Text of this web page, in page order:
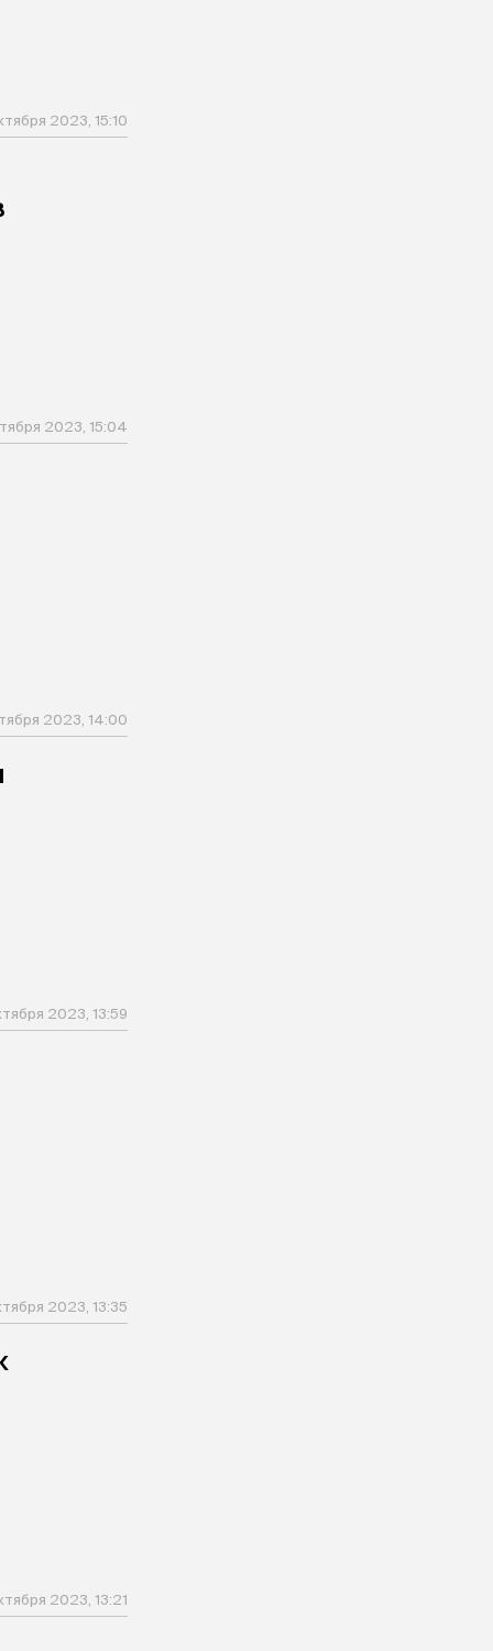
2023, 15:10
2023, 15:04
2023, 14:00
2023, 13:59
2023, 13:35
2023, 13:21